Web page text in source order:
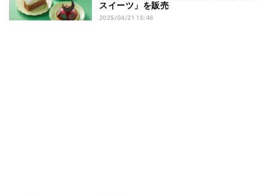
スイーツ」を販売
2025/04/21 15:46